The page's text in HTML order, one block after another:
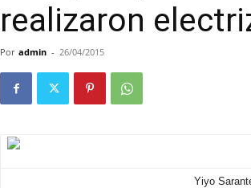
realizaron
Por admin - 26/04/2015
Yiyo